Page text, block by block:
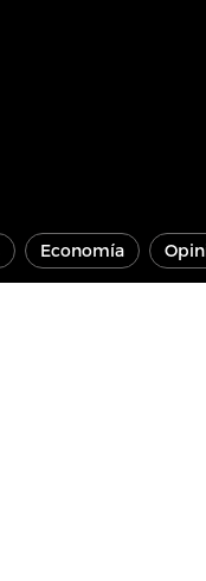
Economía